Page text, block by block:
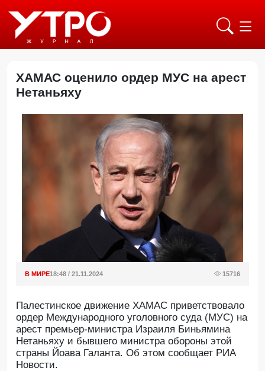
ХАМАС оценило ордер МУС на арест
Нетаньяху
В МИРЕ18:48 / 21.11.2024 15716
Палестинское движение ХАМАС приветствовало
ордер Международного уголовного суда (МУС) на
арест премьер-министра Израиля Биньямина
Нетаньяху и бывшего министра обороны этой
страны Йоава Галанта. Об этом сообщает РИА
Новости.